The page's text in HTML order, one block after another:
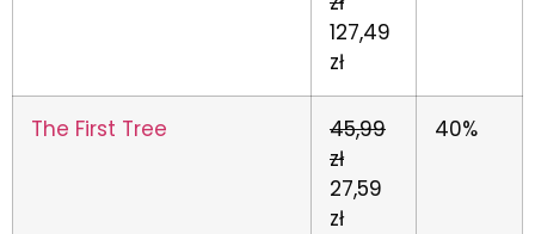
127,49
zł
The First Tree
45,99
zł
27,59
zł
40%